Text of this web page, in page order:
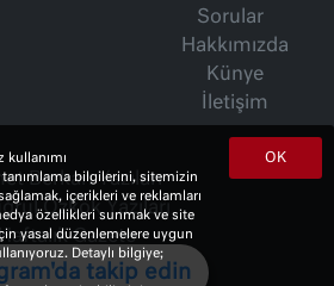
Sorular
Hakkımızda
Künye
İletişim
Berkan Yazıları
Özkök Yazıları
Gazete
OK
kullanımı
bilgilerini, sitemizin
içerikleri ve reklamları
özellikleri sunmak ve site
yasal düzenlemelere uygun
Detaylı bilgiye;
takip edin